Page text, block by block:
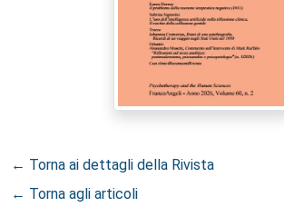
← Torna ai dettagli della Rivista
← Torna agli articoli